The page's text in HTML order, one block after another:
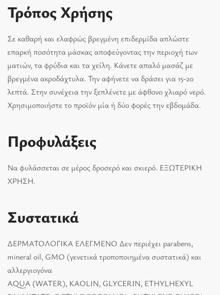
Τρόπος Χρήσης
Σε καθαρή και ελαφρώς βρεγμένη επιδερμίδα απλώστε
επαρκή ποσότητα μάσκας αποφεύγοντας την περιοχή των
ματιών, τα φρύδια και τα χείλη. Κάνετε απαλό μασάζ με
βρεγμένα ακροδάχτυλα. Την αφήνετε να δράσει για 15-20
λεπτά. Στην συνέχεια την ξεπλένετε με άφθονο χλιαρό νερό.
Χρησιμοποιήστε το προϊόν μία ή δύο φορές την εβδομάδα.
Προφυλάξεις
Να φυλάσσεται σε μέρος δροσερό και σκιερό. ΕΞΩΤΕΡΙΚΗ
ΧΡΗΣΗ.
Συστατικά
ΔΕΡΜΑΤΟΛΟΓΙΚΑ ΕΛΕΓΜΕΝΟ Δεν περιέχει parabens,
mineral oil, GMO (γενετικά τροποποιημένα συστατικά) και
αλλεργιογόνα
AQUA (WATER), KAOLIN, GLYCERIN, ETHYLHEXYL